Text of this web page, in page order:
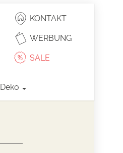
KONTAKT
WERBUNG
SALE
Deko